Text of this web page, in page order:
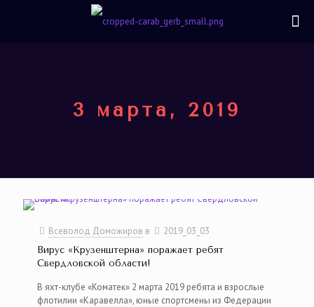
3 марта, 2019
Всеволод Доможиров в 2019_03_03
Вирус «Крузенштерна» поражает ребят
Свердловской области!
В яхт-клубе «Коматек» 2 марта 2019 ребята и взрослые
флотилии «Каравелла», юные спортсмены из Федерации